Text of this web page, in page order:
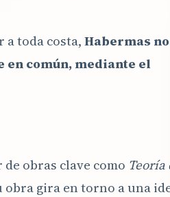
a toda costa, Habermas
en común, mediante el
obras clave como Teoría
obra gira en torno a una